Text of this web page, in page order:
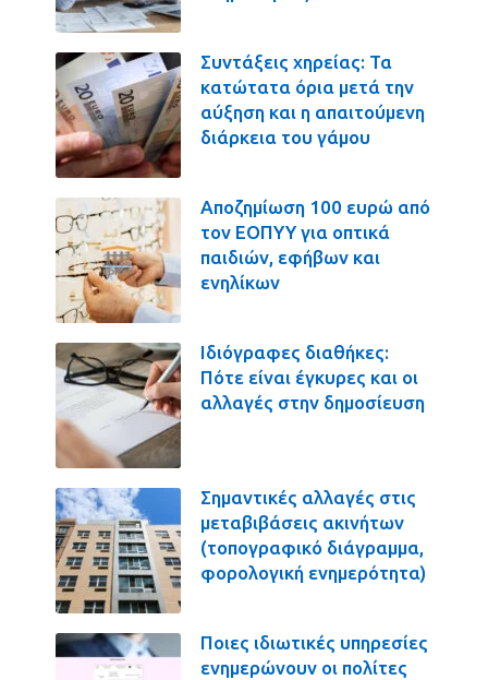
Συντάξεις χηρείας: Τα
κατώτατα όρια μετά την
αύξηση και η απαιτούμενη
διάρκεια του γάμου
Αποζημίωση 100 ευρώ από
τον ΕΟΠΥΥ για οπτικά
παιδιών, εφήβων και
ενηλίκων
Ιδιόγραφες διαθήκες:
Πότε είναι έγκυρες και οι
αλλαγές στην δημοσίευση
Σημαντικές αλλαγές στις
μεταβιβάσεις ακινήτων
(τοπογραφικό διάγραμμα,
φορολογική ενημερότητα)
Ποιες ιδιωτικές υπηρεσίες
ενημερώνουν οι πολίτες